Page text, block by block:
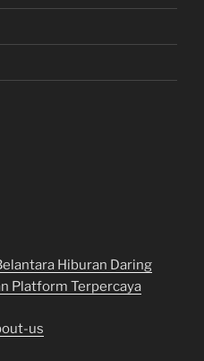
Hiburan Daring
Platform Terpercaya
us